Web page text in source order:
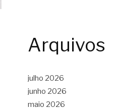
Arquivos
julho 2026
junho 2026
maio 2026